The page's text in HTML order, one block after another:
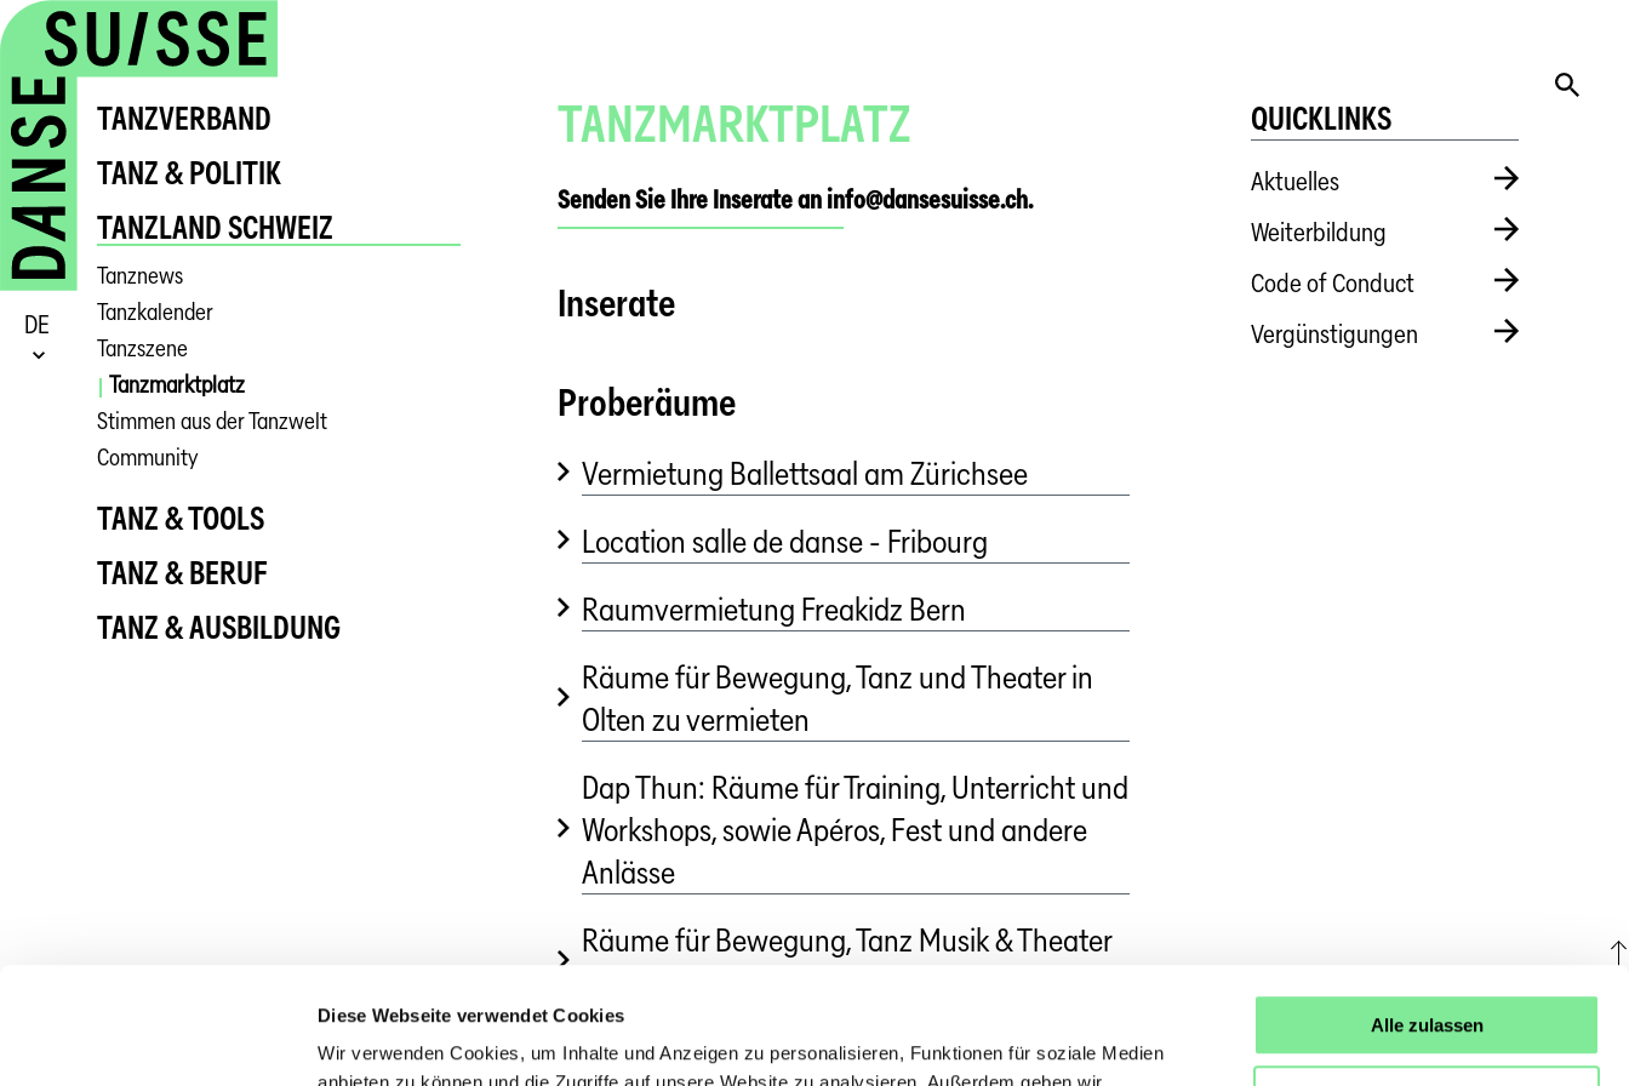
Diese Webseite verwendet Cookies
Wir verwenden Cookies, um Inhalte und Anzeigen zu personalisieren, Funktionen für soziale Medien
Alle zulassen
DE
TANZVERBAND
TANZ & POLITIK
TANZLAND SCHWEIZ
Tanznews
Tanzkalender
Tanzszene
Tanzmarktplatz
Stimmen aus der Tanzwelt
Community
TANZ & TOOLS
TANZ & BERUF
TANZ & AUSBILDUNG
TANZMARKTPLATZ
Senden Sie Ihre Inserate an info@dansesuisse.ch.
Inserate
Proberäume
Vermietung Ballettsaal am Zürichsee
Location salle de danse - Fribourg
Raumvermietung Freakidz Bern
Räume für Bewegung, Tanz und Theater in
Olten zu vermieten
Dap Thun: Räume für Training, Unterricht und
Workshops, sowie Apéros, Fest und andere
Anlässe
Räume für Bewegung, Tanz Musik & Theater
Tanzland Schweiz » Tanzmarktplatz
QUICKLINKS
Aktuelles
Weiterbildung
Code of Conduct
Vergünstigungen